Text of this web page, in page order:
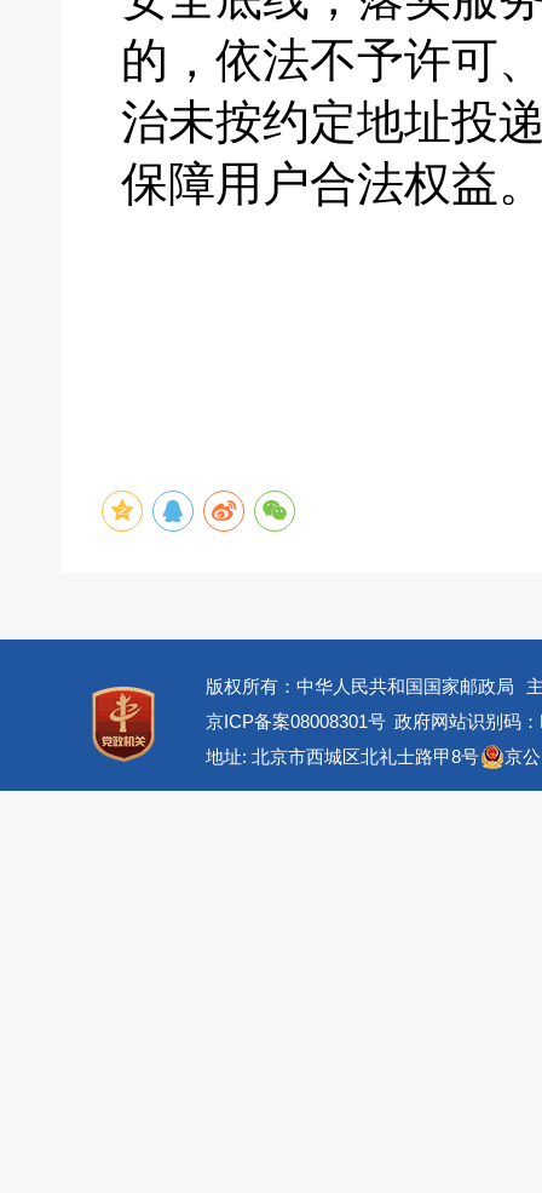
的，依法不予许可
治未按约定地址投
保障用户合法权益
版权所有：中华人民共和国国家邮政局
京ICP备案08008301号 政府网站识别码
地址: 北京市西城区北礼士路甲8号
京